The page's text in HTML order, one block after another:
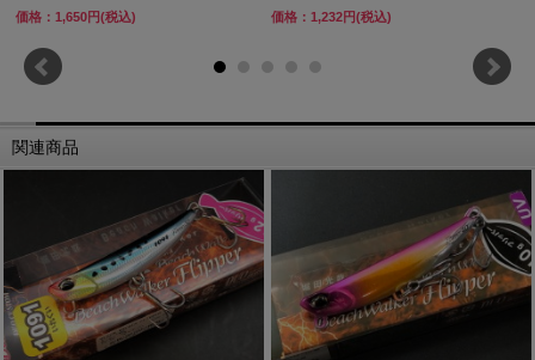
価格：1,650円(税込)
価格：1,232円(税込)
関連商品